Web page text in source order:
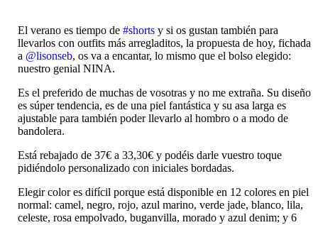
El verano es tiempo de #shorts y si os gustan también para
llevarlos con outfits más arregladitos, la propuesta de hoy, fichada
a @lisonseb, os va a encantar, lo mismo que el bolso elegido:
nuestro genial NINA.
Es el preferido de muchas de vosotras y no me extraña. Su diseño
es súper tendencia, es de una piel fantástica y su asa larga es
ajustable para también poder llevarlo al hombro o a modo de
bandolera.
Está rebajado de 37€ a 33,30€ y podéis darle vuestro toque
pidiéndolo personalizado con iniciales bordadas.
Elegir color es difícil porque está disponible en 12 colores en piel
normal: camel, negro, rojo, azul marino, verde jade, blanco, lila,
celeste, rosa empolvado, buganvilla, morado y azul denim; y 6